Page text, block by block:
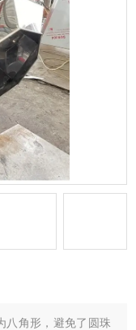
八角形，避免了圆珠